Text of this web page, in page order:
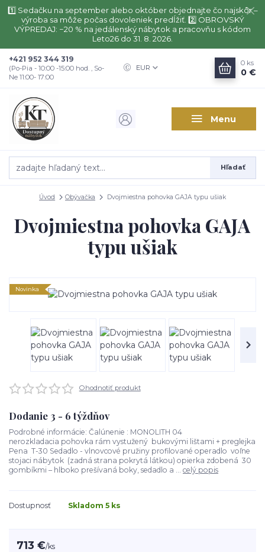
1️⃣ Sedačku na september alebo október objednajte čo najskôr –
výroba sa môže počas dovoleniek predĺžiť. 2️⃣ OBROVSKÝ
VÝPREDAJ: −20 % na jedálenský nábytok a pracovňu s kódom
Leto26 do 31. 8. 2026.
Menu
EUR
Hľadať
+421 952 344 319
(Po-Pia - 10:00 -15:00 hod. , So-
Ne 11:00- 17:00
0 ks
0 €
Úvod Obývačka Dvojmiestna pohovka GAJA typu ušiak
Dvojmiestna pohovka GAJA
typu ušiak
Novinka
Ohodnotiť produkt
Dodanie 3 - 6 týždňov
Podrobné informácie: Čalúnenie : MONOLITH 04
nerozkladacia pohovka rám vystužený bukovými lištami + preglejka
Pena T-30 Sedadlo - vlnovcové pružiny profilované operadlo voľne
stojaci nábytok (zadná strana pokrytá látkou) opierka zdobená 30
gombíkmi – hlboko prešívaná boky, sedadlo a ... celý popis
Dostupnosť Skladom 5 ks
713 €/ks